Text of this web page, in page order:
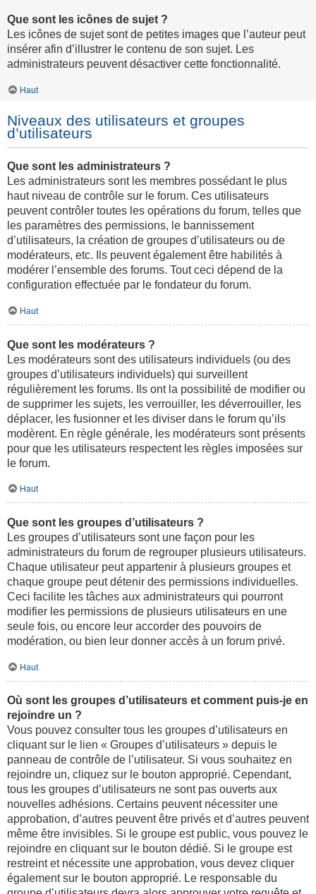
Que sont les icônes de sujet ?
Les icônes de sujet sont de petites images que l’auteur peut
insérer afin d’illustrer le contenu de son sujet. Les
administrateurs peuvent désactiver cette fonctionnalité.
Haut
Niveaux des utilisateurs et groupes
d’utilisateurs
Que sont les administrateurs ?
Les administrateurs sont les membres possédant le plus
haut niveau de contrôle sur le forum. Ces utilisateurs
peuvent contrôler toutes les opérations du forum, telles que
les paramètres des permissions, le bannissement
d’utilisateurs, la création de groupes d’utilisateurs ou de
modérateurs, etc. Ils peuvent également être habilités à
modérer l’ensemble des forums. Tout ceci dépend de la
configuration effectuée par le fondateur du forum.
Haut
Que sont les modérateurs ?
Les modérateurs sont des utilisateurs individuels (ou des
groupes d’utilisateurs individuels) qui surveillent
régulièrement les forums. Ils ont la possibilité de modifier ou
de supprimer les sujets, les verrouiller, les déverrouiller, les
déplacer, les fusionner et les diviser dans le forum qu’ils
modèrent. En règle générale, les modérateurs sont présents
pour que les utilisateurs respectent les règles imposées sur
le forum.
Haut
Que sont les groupes d’utilisateurs ?
Les groupes d’utilisateurs sont une façon pour les
administrateurs du forum de regrouper plusieurs utilisateurs.
Chaque utilisateur peut appartenir à plusieurs groupes et
chaque groupe peut détenir des permissions individuelles.
Ceci facilite les tâches aux administrateurs qui pourront
modifier les permissions de plusieurs utilisateurs en une
seule fois, ou encore leur accorder des pouvoirs de
modération, ou bien leur donner accès à un forum privé.
Haut
Où sont les groupes d’utilisateurs et comment puis-je en
rejoindre un ?
Vous pouvez consulter tous les groupes d’utilisateurs en
cliquant sur le lien « Groupes d’utilisateurs » depuis le
panneau de contrôle de l’utilisateur. Si vous souhaitez en
rejoindre un, cliquez sur le bouton approprié. Cependant,
tous les groupes d’utilisateurs ne sont pas ouverts aux
nouvelles adhésions. Certains peuvent nécessiter une
approbation, d’autres peuvent être privés et d’autres peuvent
même être invisibles. Si le groupe est public, vous pouvez le
rejoindre en cliquant sur le bouton dédié. Si le groupe est
restreint et nécessite une approbation, vous devez cliquer
également sur le bouton approprié. Le responsable du